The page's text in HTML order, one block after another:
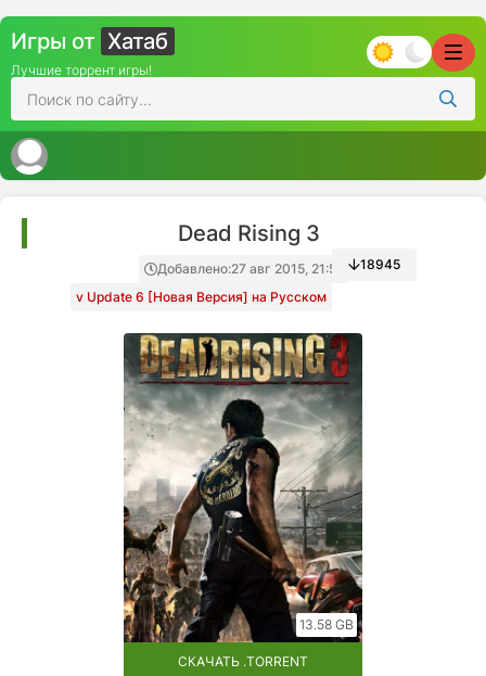
Игры от Хатаб
Лучшие торрент игры!
Dead Rising 3
Добавлено:27 авг 2015, 21:51
v Update 6 [Новая Версия] на Русском
18945
13.58 GB
СКАЧАТЬ .TORRENT